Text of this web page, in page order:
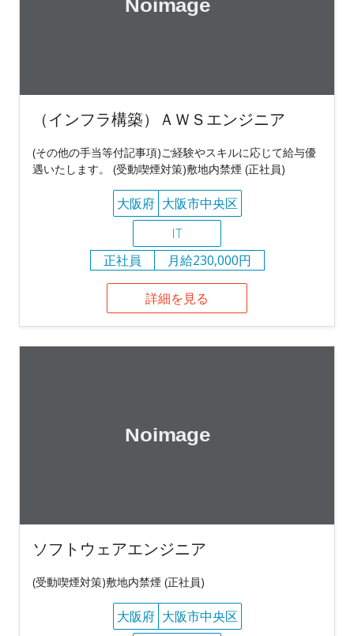
（インフラ構築）ＡＷＳエンジニア
(その他の手当等付記事項)ご経験やスキルに応じて給与優
遇いたします。 (受動喫煙対策)敷地内禁煙 (正社員)
大阪府 大阪市中央区
IT
正社員
月給230,000円
詳細を見る
ソフトウェアエンジニア
(受動喫煙対策)敷地内禁煙 (正社員)
大阪府 大阪市中央区